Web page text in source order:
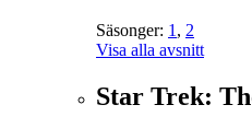
Säsonger: 1, 2
Visa alla avsnitt
Star Trek: